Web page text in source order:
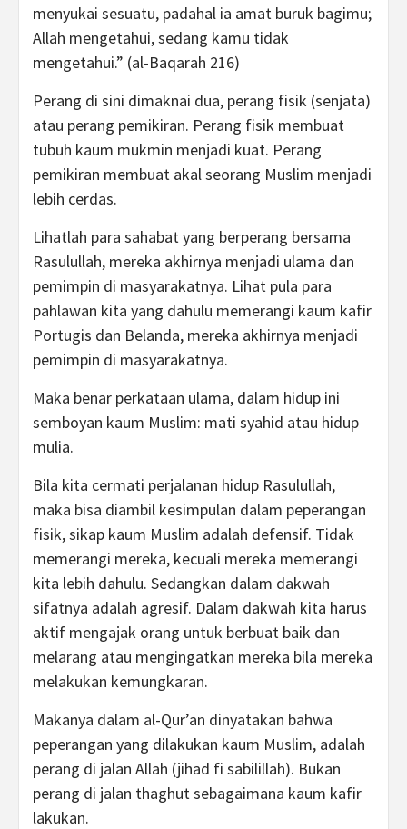
menyukai sesuatu, padahal ia amat buruk bagimu;
Allah mengetahui, sedang kamu tidak
mengetahui.” (al-Baqarah 216)
Perang di sini dimaknai dua, perang fisik (senjata)
atau perang pemikiran. Perang fisik membuat
tubuh kaum mukmin menjadi kuat. Perang
pemikiran membuat akal seorang Muslim menjadi
lebih cerdas.
Lihatlah para sahabat yang berperang bersama
Rasulullah, mereka akhirnya menjadi ulama dan
pemimpin di masyarakatnya. Lihat pula para
pahlawan kita yang dahulu memerangi kaum kafir
Portugis dan Belanda, mereka akhirnya menjadi
pemimpin di masyarakatnya.
Maka benar perkataan ulama, dalam hidup ini
semboyan kaum Muslim: mati syahid atau hidup
mulia.
Bila kita cermati perjalanan hidup Rasulullah,
maka bisa diambil kesimpulan dalam peperangan
fisik, sikap kaum Muslim adalah defensif. Tidak
memerangi mereka, kecuali mereka memerangi
kita lebih dahulu. Sedangkan dalam dakwah
sifatnya adalah agresif. Dalam dakwah kita harus
aktif mengajak orang untuk berbuat baik dan
melarang atau mengingatkan mereka bila mereka
melakukan kemungkaran.
Makanya dalam al-Qur’an dinyatakan bahwa
peperangan yang dilakukan kaum Muslim, adalah
perang di jalan Allah (jihad fi sabilillah). Bukan
perang di jalan thaghut sebagaimana kaum kafir
lakukan.